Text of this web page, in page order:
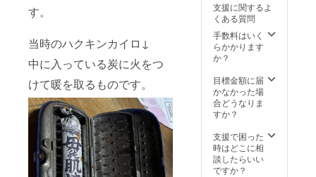
す。
当時のハクキンカイロ↓
中に入っている炭に火をつ
けて暖を取るものです。
送りし
ます。
支援に関するよ
くある質問
手数料はいく
らかかります
か？
目標金額に届
かなかった場
合どうなりま
すか？
支援で困った
時はどこに相
談したらいい
ですか？